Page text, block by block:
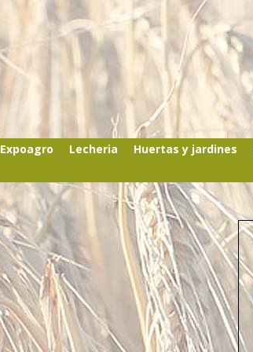
Expoagro Lecheria Huertas y jardines